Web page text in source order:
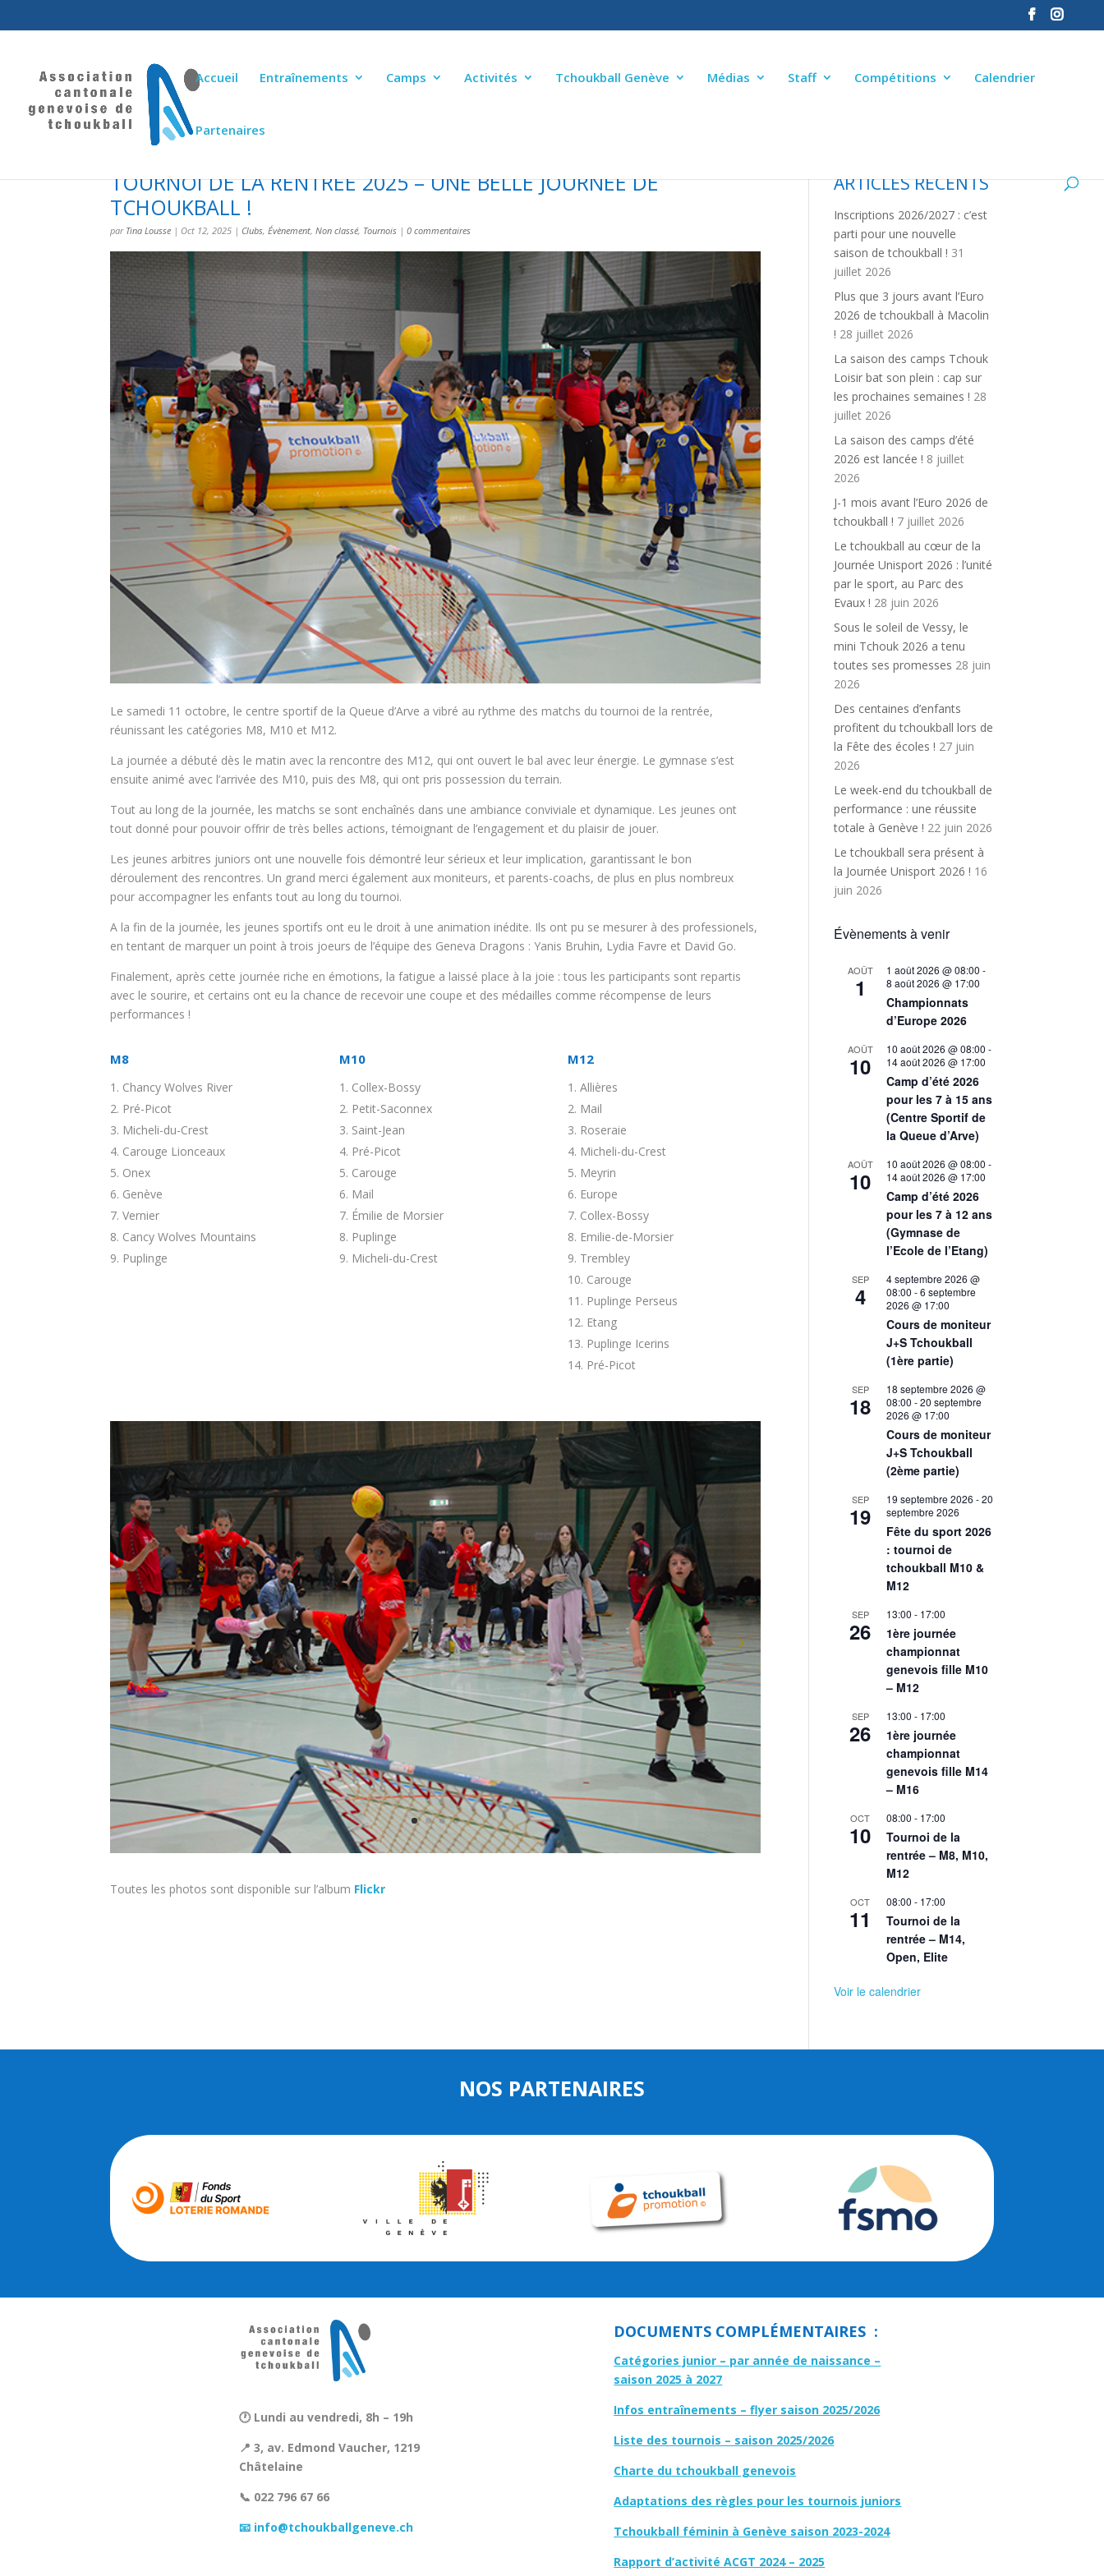
Accueil Entraînements Camps Activités Tchoukball Genève Médias Staff Compétitions Calendrier
Partenaires
TOURNOI DE LA RENTRÉE 2025 – UNE BELLE JOURNÉE DE
TCHOUKBALL !
par Tina Lousse | Oct 12, 2025 | Clubs,Évènement,Non classé, Tournois |0 commentaires
Le samedi 11 octobre, le centre sportif de la Queue d’Arve a vibré au rythme des matchs du tournoi de la rentrée,
réunissant les catégories M8, M10 et M12.
La journée a débuté dès le matin avec la rencontre des M12, qui ont ouvert le bal avec leur énergie. Le gymnase s’est
ensuite animé avec l’arrivée des M10, puis des M8, qui ont pris possession du terrain.
Tout au long de la journée, les matchs se sont enchaînés dans une ambiance conviviale et dynamique. Les jeunes ont
tout donné pour pouvoir offrir de très belles actions, témoignant de l’engagement et du plaisir de jouer.
Les jeunes arbitres juniors ont une nouvelle fois démontré leur sérieux et leur implication, garantissant le bon
déroulement des rencontres. Un grand merci également aux moniteurs, et parents-coachs, de plus en plus nombreux
pour accompagner les enfants tout au long du tournoi.
A la fin de la journée, les jeunes sportifs ont eu le droit à une animation inédite. Ils ont pu se mesurer à des professionels,
en tentant de marquer un point à trois joeurs de l’équipe des Geneva Dragons : Yanis Bruhin, Lydia Favre et David Go.
Finalement, après cette journée riche en émotions, la fatigue a laissé place à la joie : tous les participants sont repartis
avec le sourire, et certains ont eu la chance de recevoir une coupe et des médailles comme récompense de leurs
performances !
M8
Chancy Wolves River
Pré-Picot
Micheli-du-Crest
Carouge Lionceaux
Onex
Genève
Vernier
Cancy Wolves Mountains
Puplinge
M10
Collex-Bossy
Petit-Saconnex
Saint-Jean
Pré-Picot
Carouge
Mail
Émilie de Morsier
Puplinge
Micheli-du-Crest
M12
Allières
Mail
Roseraie
Micheli-du-Crest
Meyrin
Europe
Collex-Bossy
Emilie-de-Morsier
Trembley
Carouge
Puplinge Perseus
Etang
Puplinge Icerins
Pré-Picot
Toutes les photos sont disponible sur l’album Flickr
ARTICLES RÉCENTS
Inscriptions 2026/2027 : c’est
parti pour une nouvelle
saison de tchoukball ! 31
juillet 2026
Plus que 3 jours avant l’Euro
2026 de tchoukball à Macolin
! 28 juillet 2026
La saison des camps Tchouk
Loisir bat son plein : cap sur
les prochaines semaines ! 28
juillet 2026
La saison des camps d’été
2026 est lancée ! 8 juillet
2026
J-1 mois avant l’Euro 2026 de
tchoukball ! 7 juillet 2026
Le tchoukball au cœur de la
Journée Unisport 2026 : l’unité
par le sport, au Parc des
Evaux ! 28 juin 2026
Sous le soleil de Vessy, le
mini Tchouk 2026 a tenu
toutes ses promesses 28 juin
2026
Des centaines d’enfants
profitent du tchoukball lors de
la Fête des écoles ! 27 juin
2026
Le week-end du tchoukball de
performance : une réussite
totale à Genève ! 22 juin 2026
Le tchoukball sera présent à
la Journée Unisport 2026 ! 16
juin 2026
Évènements à venir
AOÛT
1
1 août 2026 @ 08:00 -
8 août 2026 @ 17:00
Championnats
d’Europe 2026
AOÛT
10
10 août 2026 @ 08:00 -
14 août 2026 @ 17:00
Camp d’été 2026
pour les 7 à 15 ans
(Centre Sportif de
la Queue d’Arve)
AOÛT
10
10 août 2026 @ 08:00 -
14 août 2026 @ 17:00
Camp d’été 2026
pour les 7 à 12 ans
(Gymnase de
l’Ecole de l’Etang)
SEP
4
4 septembre 2026 @
08:00 -6 septembre
2026 @ 17:00
Cours de moniteur
J+S Tchoukball
(1ère partie)
SEP
18
18 septembre 2026 @
08:00 -20 septembre
2026 @ 17:00
Cours de moniteur
J+S Tchoukball
(2ème partie)
SEP
19
19 septembre 2026 -20
septembre 2026
Fête du sport 2026
: tournoi de
tchoukball M10 &
M12
SEP
26
13:00 - 17:00
1ère journée
championnat
genevois fille M10
– M12
SEP
26
13:00 - 17:00
1ère journée
championnat
genevois fille M14
– M16
OCT
10
08:00 - 17:00
Tournoi de la
rentrée – M8, M10,
M12
OCT
11
08:00 - 17:00
Tournoi de la
rentrée – M14,
Open, Elite
Voir le calendrier
NOS PARTENAIRES
🕐 Lundi au vendredi, 8h – 19h
📍 3, av. Edmond Vaucher, 1219
Châtelaine
📞 022 796 67 66
📧 info@tchoukballgeneve.ch
DOCUMENTS COMPLÉMENTAIRES :
Catégories junior – par année de naissance –
saison 2025 à 2027
Infos entraînements – flyer saison 2025/2026
Liste des tournois – saison 2025/2026
Charte du tchoukball genevois
Adaptations des règles pour les tournois juniors
Tchoukball féminin à Genève saison 2023-2024
Rapport d’activité ACGT 2024 – 2025